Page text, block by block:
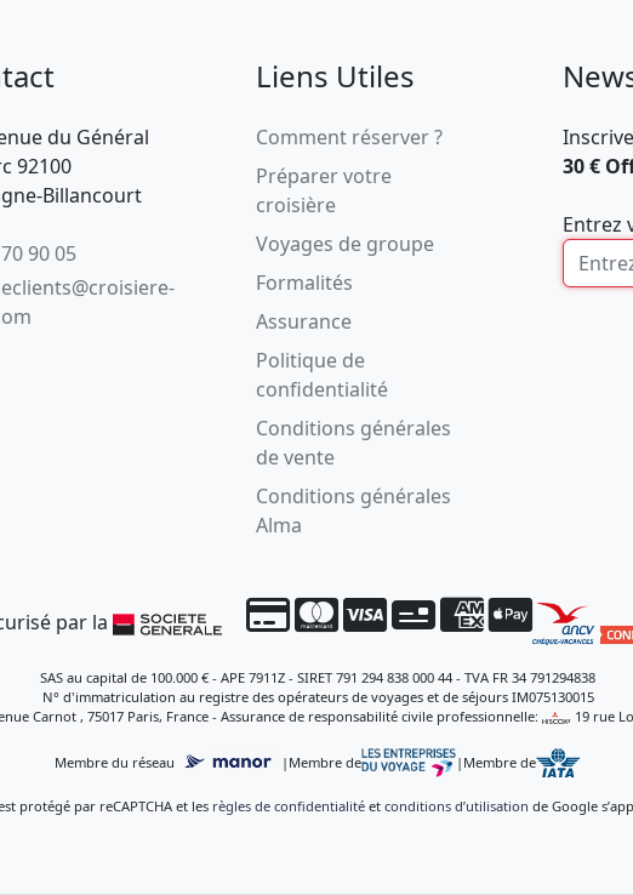
du Général
92100
Billancourt
90 05
Liens Utiles
Comment réserver ?
Préparer votre
croisière
Voyages de groupe
Formalités
Assurance
Politique de
confidentialité
Conditions générales
de vente
Conditions générales
Alma
30 €
Entrez
par la
SAS au capital de 100.000 € - APE 7911Z - SIRET 791 294 838 000 44 - TVA FR 34 791294838
N° d'immatriculation au registre des opérateurs de voyages et de séjours IM075130015
Carnot , 75017 Paris, France - Assurance de responsabilité civile professionnelle: , 19 rue
Membre du réseau | Membre de | Membre de
protégé par reCAPTCHA et les règles de confidentialité et conditions d’utilisation de Google